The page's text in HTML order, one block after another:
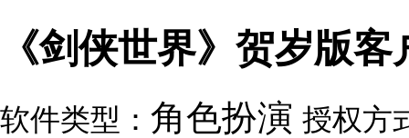
《剑侠世界》贺岁版客
软件类型： 角色扮演 授权方